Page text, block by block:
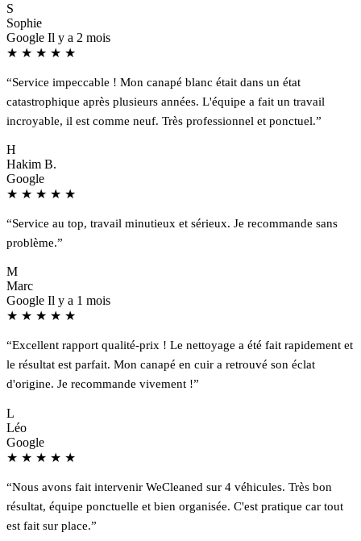
S
Sophie
Google Il y a 2 mois
★ ★ ★ ★ ★
“Service impeccable ! Mon canapé blanc était dans un état
catastrophique après plusieurs années. L'équipe a fait un travail
incroyable, il est comme neuf. Très professionnel et ponctuel.”
H
Hakim B.
Google
★ ★ ★ ★ ★
“Service au top, travail minutieux et sérieux. Je recommande sans
problème.”
M
Marc
Google Il y a 1 mois
★ ★ ★ ★ ★
“Excellent rapport qualité-prix ! Le nettoyage a été fait rapidement et
le résultat est parfait. Mon canapé en cuir a retrouvé son éclat
d'origine. Je recommande vivement !”
L
Léo
Google
★ ★ ★ ★ ★
“Nous avons fait intervenir WeCleaned sur 4 véhicules. Très bon
résultat, équipe ponctuelle et bien organisée. C'est pratique car tout
est fait sur place.”